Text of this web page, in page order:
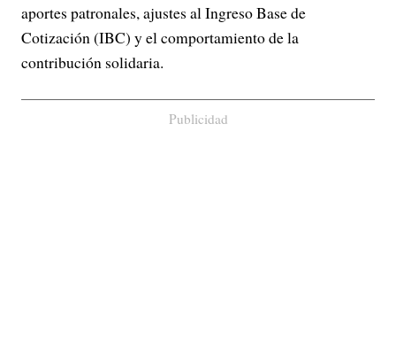
aportes patronales, ajustes al Ingreso Base de
Cotización (IBC) y el comportamiento de la
contribución solidaria.
Publicidad